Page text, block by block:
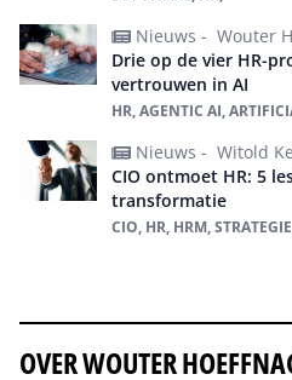
Nieuws - Wouter
Drie op de vier HR-
vertrouwen in AI
HR, AGENTIC AI,
Nieuws - Witold
CIO ontmoet HR: 5
transformatie
CIO, HR, HRM,
OVER WOUTER